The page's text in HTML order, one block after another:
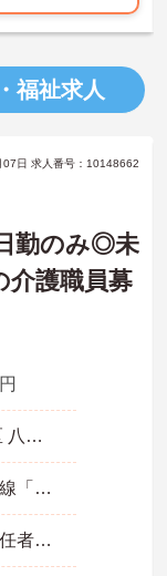
福祉求人
日 求人番号：10148662
勤のみ◎未
介護職員募
宮城県 仙台市太白区 八木山香澄町2-18
仙台市営地下鉄東西線「八木山動物公園駅」バス・車6分
＜資格＞介護職員初任者研修(旧ヘルパー2級)以上 必須 普通自動車運転免許(AT限定可) 必須 ＜経験＞不問